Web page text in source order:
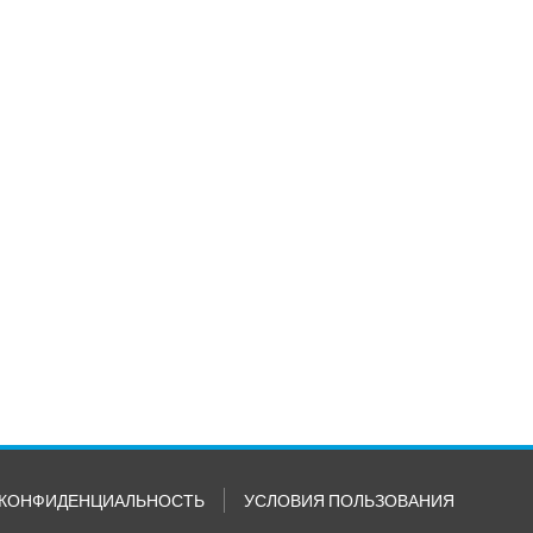
КОНФИДЕНЦИАЛЬНОСТЬ УСЛОВИЯ ПОЛЬЗОВАНИЯ